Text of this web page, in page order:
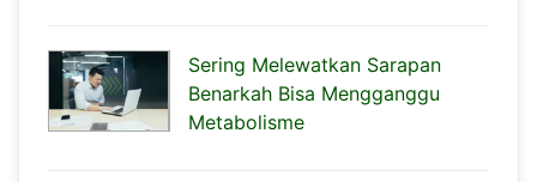
Sering Melewatkan Sarapan
Benarkah Bisa Mengganggu
Metabolisme